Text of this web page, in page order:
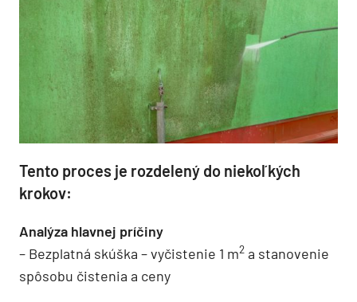
Tento proces je rozdelený do niekoľkých
krokov:
Analýza hlavnej príčiny
– Bezplatná skúška – vyčistenie 1 m2 a stanovenie
spôsobu čistenia a ceny